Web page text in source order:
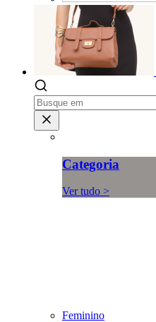
Categoria
Ver tudo >
Feminino